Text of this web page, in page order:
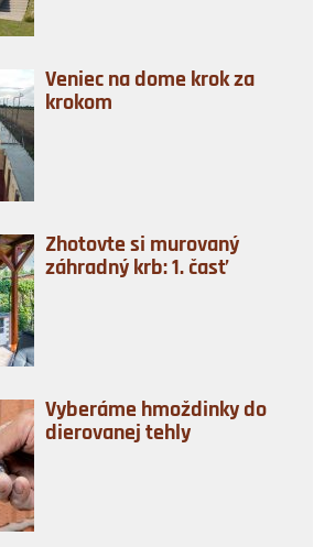
Veniec na dome krok za
krokom
Zhotovte si murovaný
záhradný krb: 1. časť
Vyberáme hmoždinky do
dierovanej tehly